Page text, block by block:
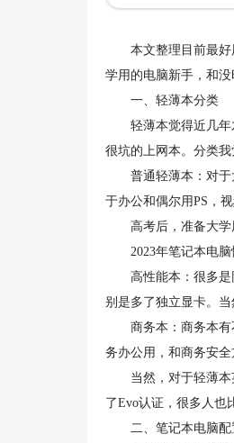
本文整理目前最好用
学用的电脑新手，和
一、轻薄本分类
轻薄本觉得近几年才
很坑的上网本。分类
普通轻薄本：对于大
于办公和偶尔用PS，
高考后，准备大学
2023年笔记本电脑
高性能本：很多是同
别是多了独立显卡。当
商务本：商务本有不
务办公用，和商务安全
当然，对于轻薄本英
了Evo认证，很多人也
二、笔记本电脑配